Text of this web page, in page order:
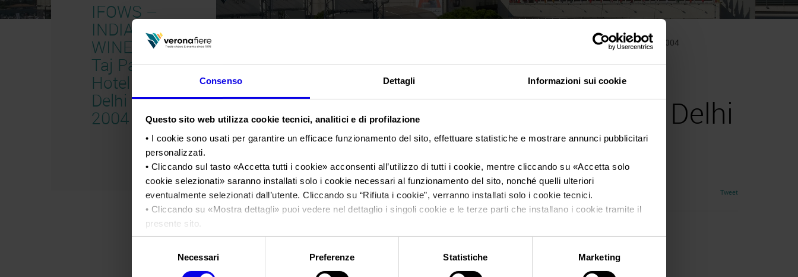
Consenso Dettagli Informazioni sui cookie
Questo sito web utilizza cookie tecnici, analitici e di profilazione
• I cookie sono usati per garantire un efficace funzionamento del sito, effettuare statistiche e mostrare annunci pubblicitari
personalizzati.
• Cliccando sul tasto «Accetta tutti i cookie» acconsenti all’utilizzo di tutti i cookie, mentre cliccando su «Accetta solo
cookie selezionati» saranno installati solo i cookie necessari al funzionamento del sito, nonché quelli ulteriori
eventualmente selezionati dall’utente. Cliccando su “Rifiuta i cookie”, verranno installati solo i cookie tecnici.
• Cliccando su «Mostra dettagli» puoi vedere nel dettaglio i singoli cookie e le terze parti che installano i cookie tramite il
presente sito.
•Clicca quiper visualizzare l'informativa sulla privacy.
Necessari Preferenze Statistiche Marketing
IFOWS –
INDIA FOOD &
WINE SHOW
Taj Palace
Hotel – New
Delhi – INDIA
2004
IFOWS – INDIA FOOD & WINE SHOW Taj Palace Hotel – New Delhi – INDIA 2004
IFOWS - INDIA FOOD & WINE
SHOW Taj Palace Hotel - New Delhi
- INDIA
Tweet
Frequenza
Website
https://www.ifows.com